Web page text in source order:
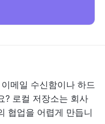
메일 수신함이나 하드
? 로컬 저장소는 회사
협업을 어렵게 만듭니